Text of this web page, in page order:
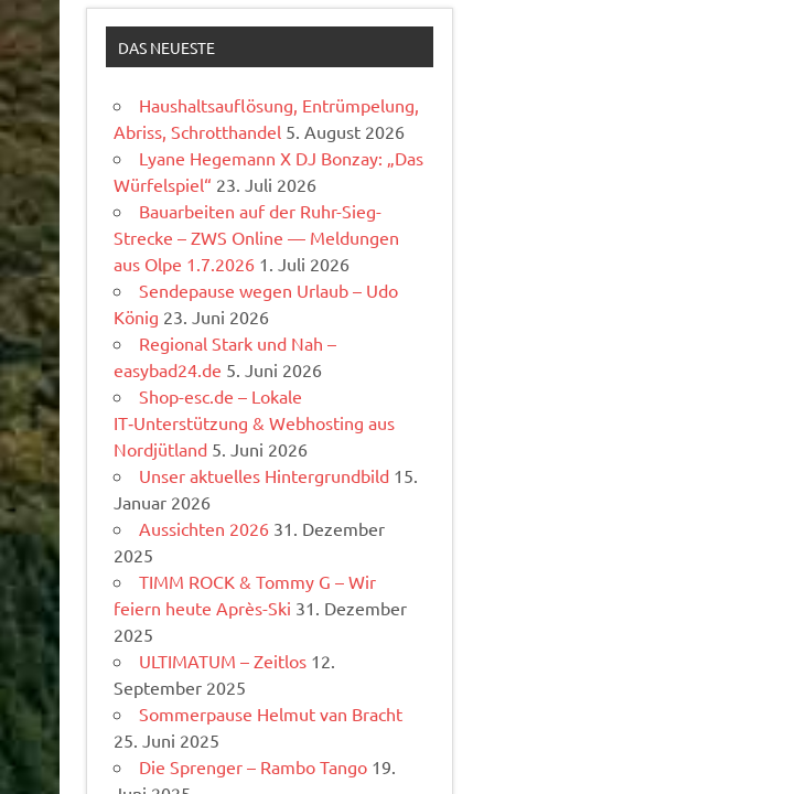
DAS NEUESTE
Haushaltsauflösung, Entrümpelung,
Abriss, Schrotthandel 5. August 2026
Lyane Hegemann X DJ Bonzay: „Das
Würfelspiel“ 23. Juli 2026
Bauarbeiten auf der Ruhr-Sieg-
Strecke – ZWS Online — Meldungen
aus Olpe 1.7.2026 1. Juli 2026
Sendepause wegen Urlaub – Udo
König 23. Juni 2026
Regional Stark und Nah –
easybad24.de 5. Juni 2026
Shop-esc.de – Lokale
IT‑Unterstützung & Webhosting aus
Nordjütland 5. Juni 2026
Unser aktuelles Hintergrundbild 15.
Januar 2026
Aussichten 2026 31. Dezember
2025
TIMM ROCK & Tommy G – Wir
feiern heute Après-Ski 31. Dezember
2025
ULTIMATUM – Zeitlos 12.
September 2025
Sommerpause Helmut van Bracht
25. Juni 2025
Die Sprenger – Rambo Tango 19.